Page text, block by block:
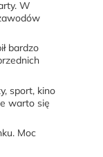
W
bardzo
sport, kino
warto się
Moc